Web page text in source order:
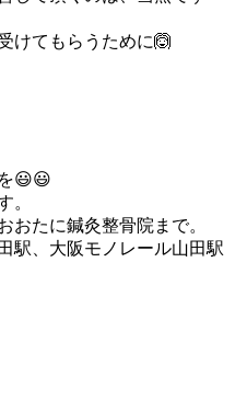
けてもらうために🙆
😃😃
。
おたに鍼灸整骨院まで。
駅、大阪モノレール山田駅